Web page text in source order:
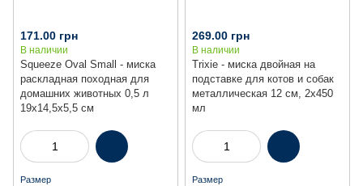
Squeeze Oval Small - миска
раскладная походная для
домашних животных 0,5 л
19x14,5x5,5 см
171.00 грн
В наличии
Размер
Trixie - миска двойная на
подставке для котов и собак
металлическая 12 см, 2х450
мл
269.00 грн
В наличии
Размер